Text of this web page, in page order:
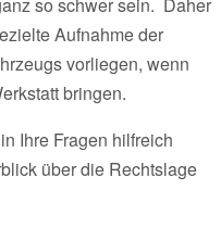
Aufnahme der
vorliegen, wenn
bringen.
Ihre Fragen hilfreich
über die Rechtslage